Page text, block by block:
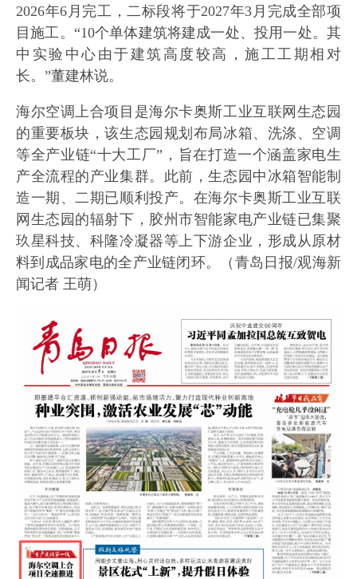
2026年6月完工，二标段将于2027年3月完成全部项
目施工。“10个单体建筑将建成一处、投用一处。其
中实验中心由于建筑高度较高，施工工期相对
长。”董建林说。
海尔空调上合项目是海尔卡奥斯工业互联网生态园
的重要板块，该生态园规划布局冰箱、洗涤、空调
等全产业链“十大工厂”，旨在打造一个涵盖家电生
产全流程的产业集群。此前，生态园中冰箱智能制
造一期、二期已顺利投产。在海尔卡奥斯工业互联
网生态园的辐射下，胶州市智能家电产业链已集聚
玖星科技、科隆冷凝器等上下游企业，形成从原材
料到成品家电的全产业链闭环。（青岛日报/观海新
闻记者 王萌）